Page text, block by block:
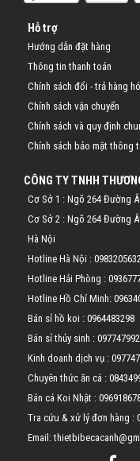
Hỗ trợ
Hướng dẫn đặt hàng
Thông tin thanh toán
Chính sách đổi - trả hàng
Chính sách vận chuyển
Chính sách và quy định
Chính sách bảo mật thông
CÔNG TY TNHH
Cơ Sở 1 : Ngõ 264 Đường
Cơ Sở 2 : Ngõ 264 Đường
Hà Nội
Hotline Hà Nội :
Hotline Hải Phòng :
Hotline Hồ Chí Minh:
Bán sỉ hồ koi : 0964483298
Bán sỉ thủy sinh :
Kinh doanh dịch vụ :
Chuyên thức ăn cá :
Bán cá Koi Nhật :
Tra cứu & xử lý đơn hàng :
Email: